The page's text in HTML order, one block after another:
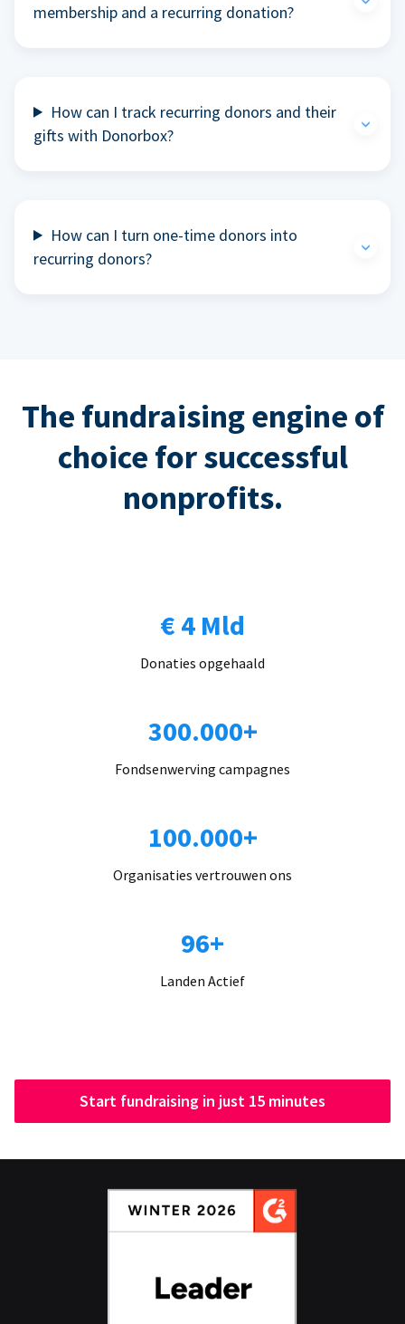
membership and a recurring donation?
How can I track recurring donors and their
gifts with Donorbox?
How can I turn one-time donors into
recurring donors?
The fundraising engine of
choice for successful
nonprofits.
€ 4 Mld
Donaties opgehaald
300.000+
Fondsenwerving campagnes
100.000+
Organisaties vertrouwen ons
96+
Landen Actief
Start fundraising in just 15 minutes